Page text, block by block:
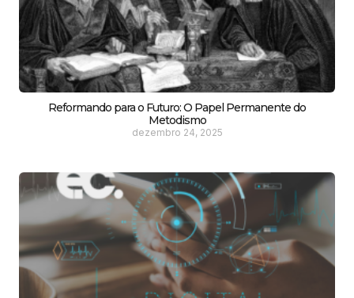
Reformando para o Futuro: O Papel Permanente do
Metodismo
dezembro 24, 2025